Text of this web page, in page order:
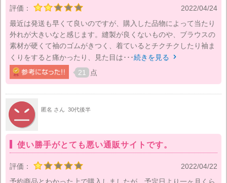
評価：
2022/04/24
最近は発送も早くて良いのですが、購入した品物によって当たり
外れが大きいなと感じます。縫製が良くないものや、ブラウスの
素材が硬くて袖のゴムがきつく、着ているとチクチクしたり袖ま
くりをすると痛かったり、見た目は･･･続きを見る 
21 点
匿名 さん 30代後半
使い勝手がとても悪い通販サイトです。
評価：
2022/04/22
予約商品とわかった上で購入しましたが、予定日より一ヶ月くら